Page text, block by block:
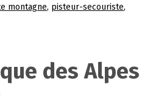
montagne, pisteur-secouriste,
des Alpes